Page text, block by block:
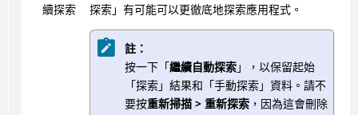
續探索
探索」有可能可以更徹底地探索應用程式。
註：
按一下「繼續自動探索」，以保留起始
「探索」結果和「手動探索」資料。請不
要按重新掃描 > 重新探索，因為這會刪除